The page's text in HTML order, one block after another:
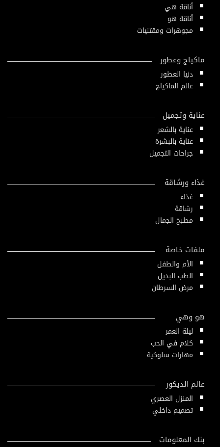
أناقة هي
أناقة هو
مجوهرات ومقتنيات
ماكياج وعطور
دنيا العطور
عالم الماكياج
عناية وتجميل
عناية بالشعر
عناية بالبشرة
جراحات التجميل
غذاء ورشاقة
غذاء
رشاقة
مطبخ الجمال
ملفات خاصة
الأم والطفل
الطب البديل
مرض السرطان
هو وهي
ليلة العمر
كلام في الحب
مهارات سلوكية
عالم الديكور
المنزل العصري
تصميم داخلي
بنك المعلومات